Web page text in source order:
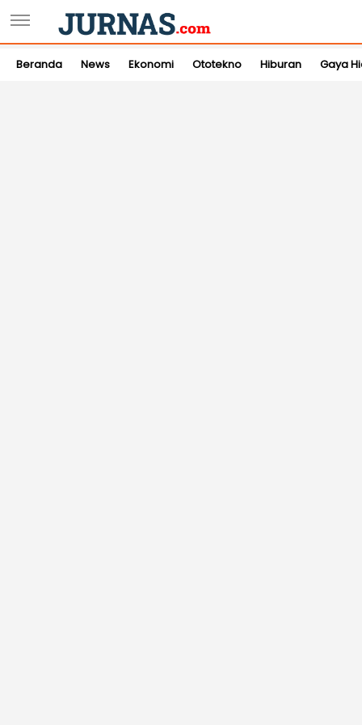
Beranda News Ekonomi Ototekno Hiburan Gaya